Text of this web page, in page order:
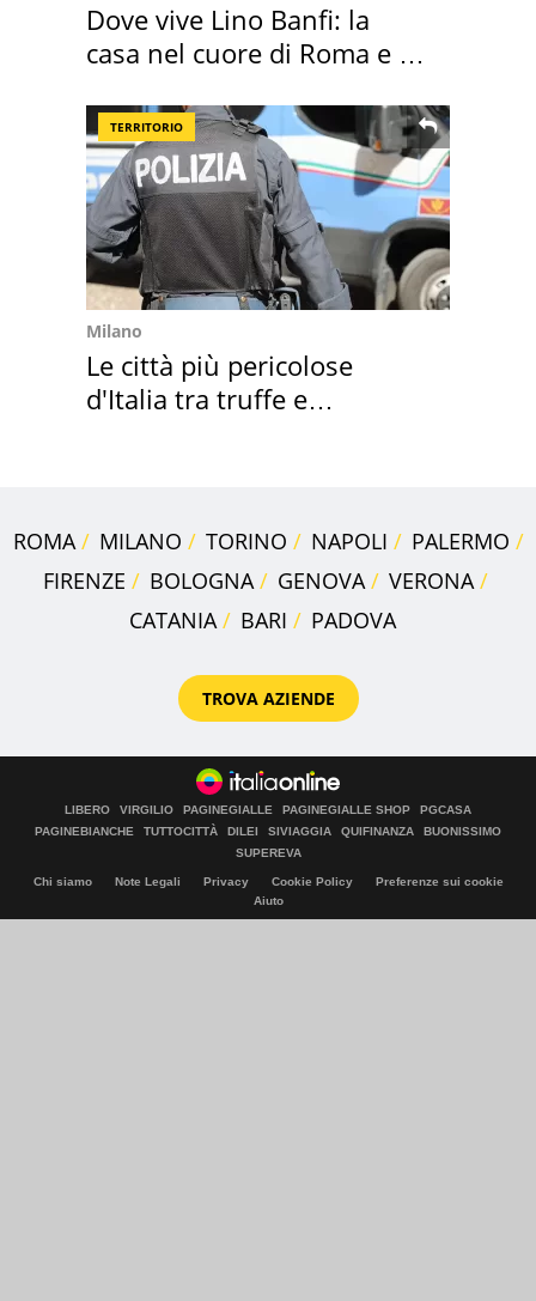
Dove vive Lino Banfi: la
casa nel cuore di Roma e i
TERRITORIO
Milano
Le città più pericolose
d'Italia tra truffe e
ROMA MILANO TORINO NAPOLI
PALERMO
FIRENZE
BOLOGNA GENOVA
VERONA
CATANIA
BARI PADOVA
TROVA AZIENDE
LIBERO VIRGILIO PAGINEGIALLE PAGINEGIALLE SHOP
PGCASA
PAGINEBIANCHE
TUTTOCITTÀ DILEI SIVIAGGIA QUIFINANZA
BUONISSIMO
SUPEREVA
Chi siamo Note Legali Privacy Cookie Policy
Preferenze sui cookie
Aiuto